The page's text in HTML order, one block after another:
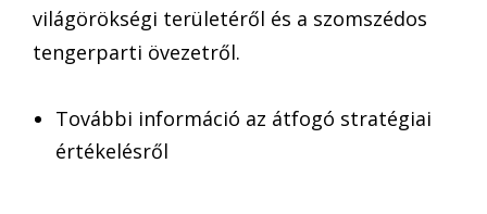
világörökségi területéről és a szomszédos
tengerparti övezetről.
További információ az átfogó stratégiai
értékelésről